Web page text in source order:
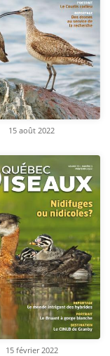
15 août 2022
15 février 2022